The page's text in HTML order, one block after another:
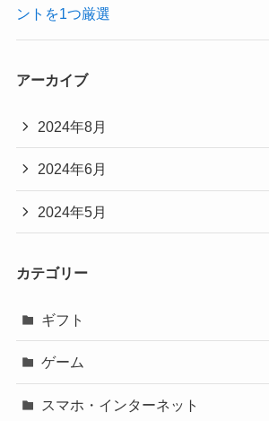
ントを1つ厳選
アーカイブ
2024年8月
2024年6月
2024年5月
カテゴリー
ギフト
ゲーム
スマホ・インターネット